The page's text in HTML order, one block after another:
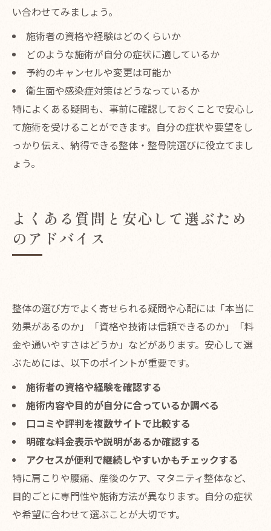
い合わせてみましょう。
施術者の資格や経験はどのくらいか
どのような施術が自分の症状に適しているか
予約のキャンセルや変更は可能か
衛生面や感染症対策はどうなっているか
特によくある疑問も、事前に確認しておくことで安心し
て施術を受けることができます。自分の症状や要望をし
っかり伝え、納得できる整体・整骨院選びに役立てまし
ょう。
よくある質問と安心して選ぶため
のアドバイス
整体の選び方でよく寄せられる疑問や心配には「本当に
効果があるのか」「資格や技術は信頼できるのか」「料
金や通いやすさはどうか」などがあります。安心して選
ぶためには、以下のポイントが重要です。
施術者の資格や経験を確認する
施術内容や目的が自分に合っているか調べる
口コミや評判を複数サイトで比較する
明確な料金表示や説明があるか確認する
アクセスが便利で継続しやすいかもチェックする
特に肩こりや腰痛、産後のケア、マタニティ整体など、
目的ごとに専門性や施術方法が異なります。自分の症状
や希望に合わせて選ぶことが大切です。